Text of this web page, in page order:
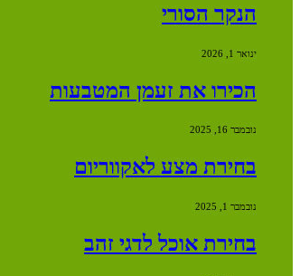
הנקר הסורי
ינואר 1, 2026
הכירו את זעמן המטבעות
נובמבר 16, 2025
בחירת מצע לאקווריום
נובמבר 1, 2025
בחירת אוכל לדגי זהב